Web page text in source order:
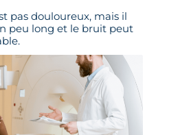
pas douloureux, mais il
peu long et le bruit peut